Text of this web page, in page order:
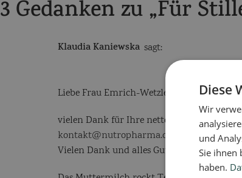
3 Gedanken zu „Für
Klaudia Kaniewska sagt:
Liebe Frau Emrich-Wetzler,
vielen Dank für Ihre netten Worte. Es
kontakt@nutropharma.de
mit Ihrer
Vielen Dank und alles Gute für Sie und
Diese
Wir
und
Sie ihnen
haben.